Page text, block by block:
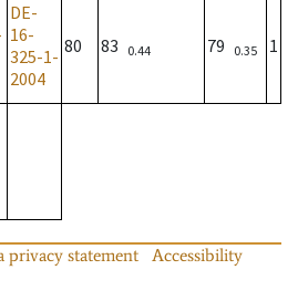
DE-
16-
325-1-
2004
80 83 0.44 79 0.35 1
privacy statement
Accessibility